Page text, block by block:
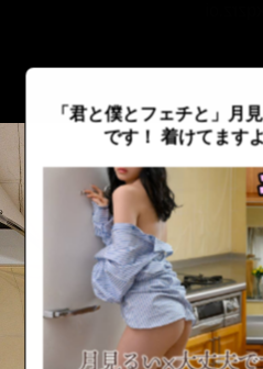
「君と僕とフェチと」月
です！ 着けてます